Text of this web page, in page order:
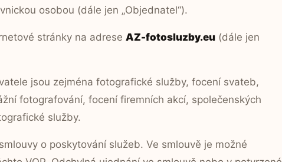
osobou (dále jen „Objednatel“).
stránky na adrese AZ-fotosluzby.eu (dále jen
jsou zejména fotografické služby, focení svateb,
fotografování, focení firemních akcí, společenských
služby.
o poskytování služeb. Ve smlouvě je možné